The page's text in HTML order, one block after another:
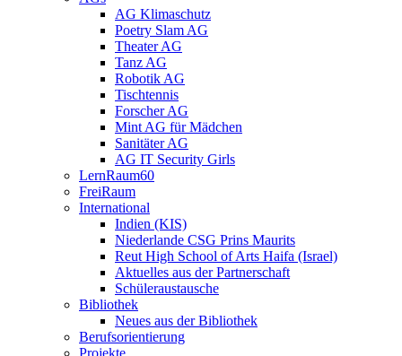
AG Klimaschutz
Poetry Slam AG
Theater AG
Tanz AG
Robotik AG
Tischtennis
Forscher AG
Mint AG für Mädchen
Sanitäter AG
AG IT Security Girls
LernRaum60
FreiRaum
International
Indien (KIS)
Niederlande CSG Prins Maurits
Reut High School of Arts Haifa (Israel)
Aktuelles aus der Partnerschaft
Schüleraustausche
Bibliothek
Neues aus der Bibliothek
Berufsorientierung